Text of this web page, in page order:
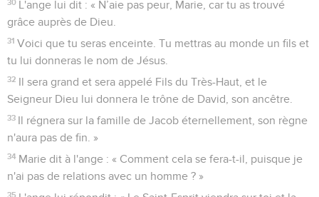
30 L'ange lui dit : « N’aie pas peur, Marie, car tu as trouvé
grâce auprès de Dieu.
31 Voici que tu seras enceinte. Tu mettras au monde un fils et
tu lui donneras le nom de Jésus.
32 Il sera grand et sera appelé Fils du Très-Haut, et le
Seigneur Dieu lui donnera le trône de David, son ancêtre.
33 Il régnera sur la famille de Jacob éternellement, son règne
n'aura pas de fin. »
34 Marie dit à l'ange : « Comment cela se fera-t-il, puisque je
n'ai pas de relations avec un homme ? »
35